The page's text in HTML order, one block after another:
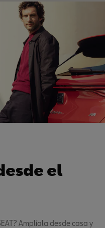
el
Amplíala desde casa y